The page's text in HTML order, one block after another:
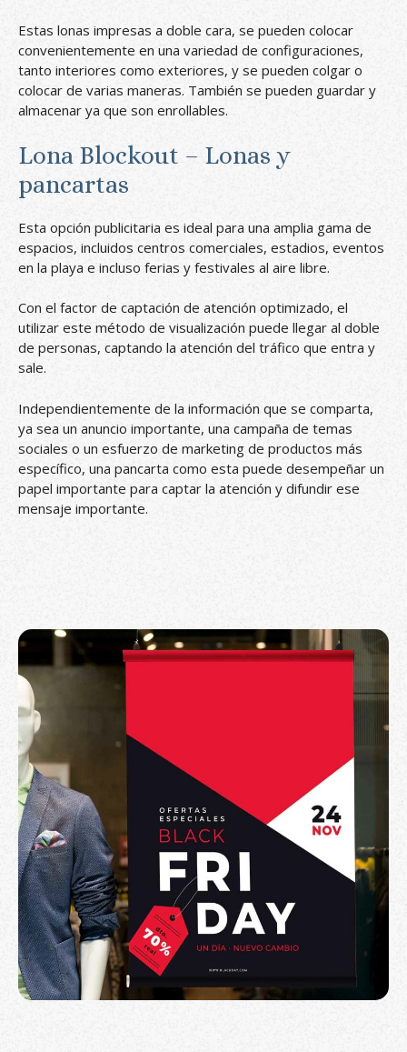
Estas lonas impresas a doble cara, se pueden colocar
convenientemente en una variedad de configuraciones,
tanto interiores como exteriores, y se pueden colgar o
colocar de varias maneras. También se pueden guardar y
almacenar ya que son enrollables.
Lona Blockout – Lonas y
pancartas
Esta opción publicitaria es ideal para una amplia gama de
espacios, incluidos centros comerciales, estadios, eventos
en la playa e incluso ferias y festivales al aire libre.
Con el factor de captación de atención optimizado, el
utilizar este método de visualización puede llegar al doble
de personas, captando la atención del tráfico que entra y
sale.
Independientemente de la información que se comparta,
ya sea un anuncio importante, una campaña de temas
sociales o un esfuerzo de marketing de productos más
específico, una pancarta como esta puede desempeñar un
papel importante para captar la atención y difundir ese
mensaje importante.